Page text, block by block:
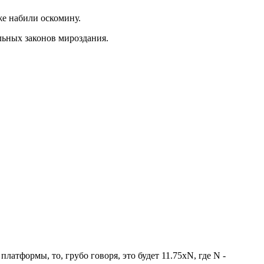
набили оскомину.
законов мироздания.
то, грубо говоря, это будет 11.75хN, где N -